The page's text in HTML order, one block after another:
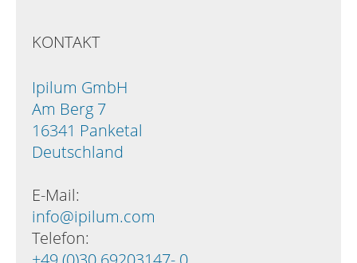
KONTAKT
Ipilum GmbH
Am Berg 7
16341 Panketal
Deutschland
E-Mail:
info@ipilum.com
Telefon: